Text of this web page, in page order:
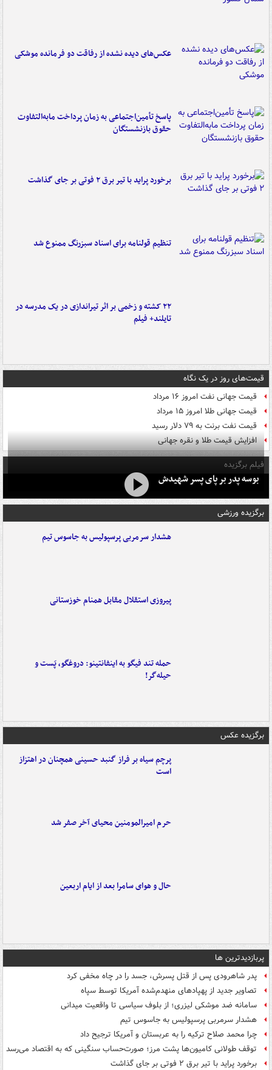
عکس‌های دیده نشده از رفاقت دو فرمانده‌ موشکی
پاسخ تأمین‌اجتماعی به زمان پرداخت مابه‌التفاوت
حقوق بازنشستگان
برخورد پراید با تیر برق ۲ فوتی بر جای گذاشت
تنظیم قولنامه برای اسناد سبزرنگ ممنوع شد
۲۲ کشته و زخمی بر اثر تیراندازی در یک مدرسه در
تایلند+ فیلم
قیمت‌های روز در یک نگاه
قیمت جهانی نفت امروز ۱۶ مرداد
قیمت جهانی طلا امروز ۱۵ مرداد
قیمت نفت برنت به ۷۹ دلار رسید
افزایش قیمت طلا و نقره جهانی
فیلم برگزیده
بوسه‌ پدر بر پای پسر شهیدش
برگزیده ورزشی
هشدار سرمربی پرسپولیس به جاسوس تیم
پیروزی استقلال مقابل همنام خوزستانی
حمله تند فیگو به اینفانتینو: دروغگو، پَست‌ و
حیله‌گر!
برگزیده عکس
پرچم سیاه بر فراز گنبد حسینی همچنان در اهتزاز
است
حرم امیرالمومنین محیای آخر صفر شد
حال و هوای سامرا بعد از ایام اربعین
پربازدیدترین ها
پدر شاهرودی پس از قتل پسرش، جسد را در چاه مخفی کرد
تصاویر جدید از پهپادهای منهدم‌شده آمریکا توسط سپاه
سامانه ضد موشکی لیزری؛ از بلوف سیاسی تا واقعیت میدانی
هشدار سرمربی پرسپولیس به جاسوس تیم
چرا محمد صلاح ترکیه را به عربستان و آمریکا ترجیح داد
توقف طولانی کامیون‌ها پشت مرز؛ صورت‌حساب سنگینی که به اقتصاد می‌رسد
برخورد پراید با تیر برق ۲ فوتی بر جای گذاشت